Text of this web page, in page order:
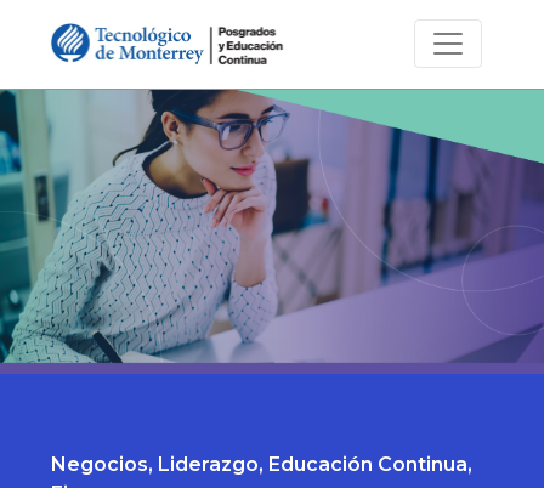
Negocios, Liderazgo, Educación Continua,